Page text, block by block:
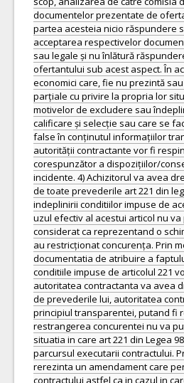
documentelor prezentate de
partea acesteia nicio răspundere
acceptarea respectivelor
sau legale și nu înlătură
ofertantului sub acest aspect. În
economici care, fie nu prezintă
parțiale cu privire la propria lor
motivelor de excludere sau
calificare și selecție sau care se
false în conținutul informațiilor
autorității contractante vor fi
corespunzător a dispozițiilor/
incidente. 4) Achizitorul va avea
de toate prevederile art 221 din
indeplinirii conditiilor impuse de
uzul efectiv al acestui articol nu
considerat ca reprezentand o
au restricționat concurența. Prin
documentatia de atribuire a
conditiile impuse de articolul 221
autoritatea contractanta va avea
de prevederile lui, autoritatea
principiul transparentei, putand fi
restrangerea concurentei nu va
situatia in care art 221 din Legea
parcursul executarii contractului.
rerezinta un amendament care
contractului astfel ca in cazul in